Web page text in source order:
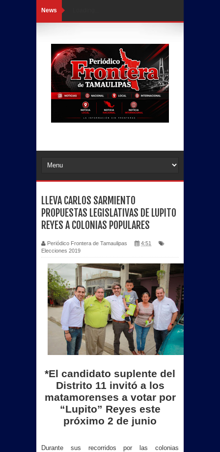
News
LLEVA CARLOS SARMIENTO
PROPUESTAS LEGISLATIVAS DE LUPITO
REYES A COLONIAS POPULARES
Periódico Frontera de Tamaulipas
4:51
Elecciones 2019
*El candidato suplente del
Distrito 11 invitó a los
matamorenses a votar por
“Lupito” Reyes este
próximo 2 de junio
Durante sus recorridos por las colonias